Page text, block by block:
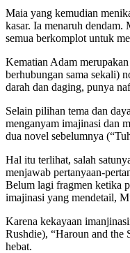
Maia yang kemudian
kasar. Ia menaruh
semua berkomplot untuk
Kematian Adam
berhubungan sama sekali)
darah dan daging, punya
Selain pilihan tema dan
menganyam imajinasi dan
dua novel sebelumnya
Hal itu terlihat, salah
menjawab pertanyaan-
Belum lagi fragmen ketika
imajinasi yang mendetail,
Karena kekayaan
Rushdie), “Haroun and the
hebat.